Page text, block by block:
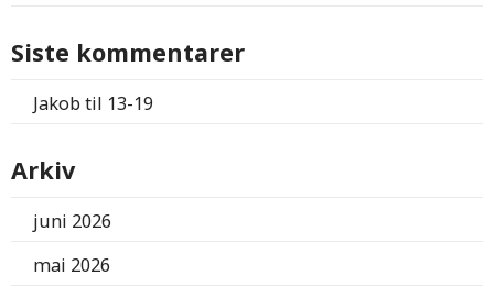
Siste kommentarer
Jakobtil 13-19
Arkiv
juni 2026
mai 2026